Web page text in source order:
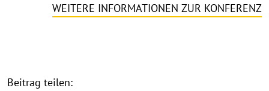
WEITERE INFORMATIONEN ZUR KONFERENZ
Beitrag teilen: